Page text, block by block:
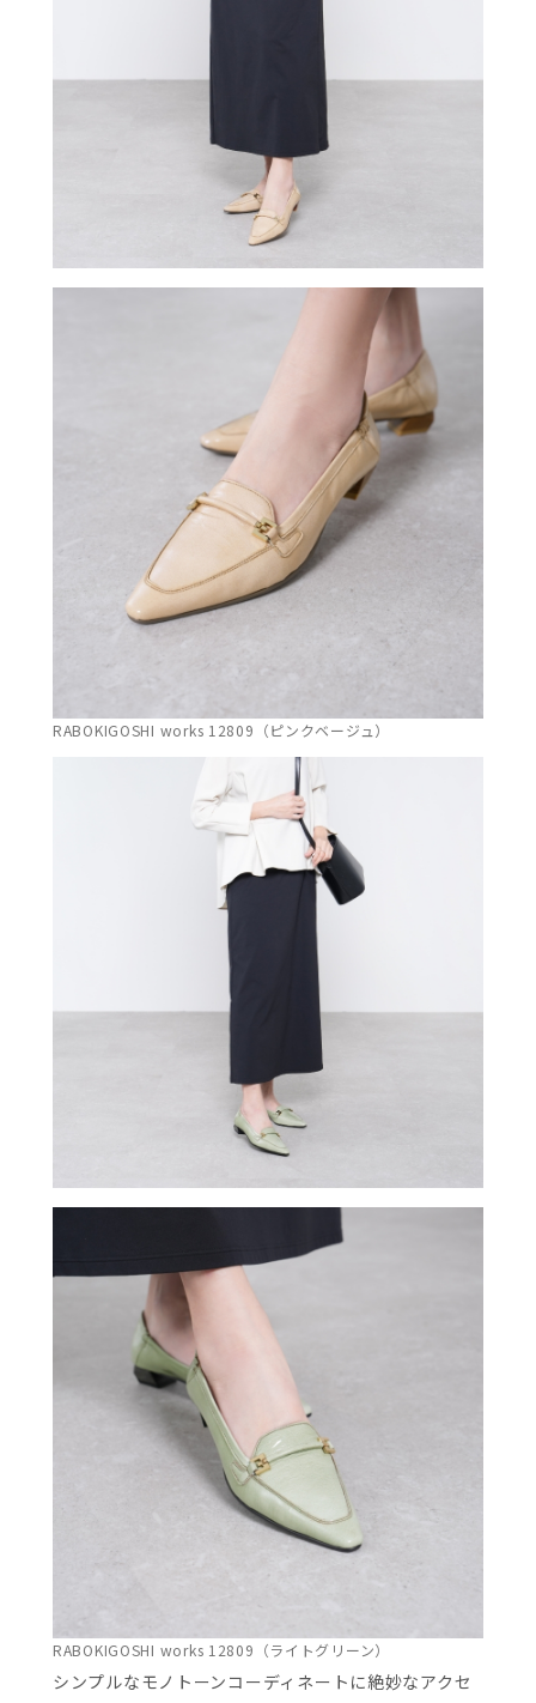
RABOKIGOSHI works 12809（ピンクベージュ）
RABOKIGOSHI works 12809（ライトグリーン）
シンプルなモノトーンコーディネートに絶妙なアクセ